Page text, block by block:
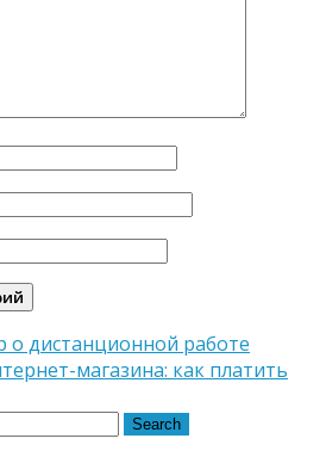
о дистанционной работе
магазина: как платить